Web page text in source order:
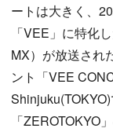
ートは大きく、
「VEE」に特化
MX）が放送され
ント「VEE
「ZEROTOKYO